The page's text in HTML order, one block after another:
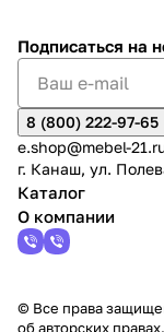
Подписаться на
8 (800) 222-97-65
e.shop@mebel-
г. Канаш, ул.
Каталог
О компании
© Все права
об авторских